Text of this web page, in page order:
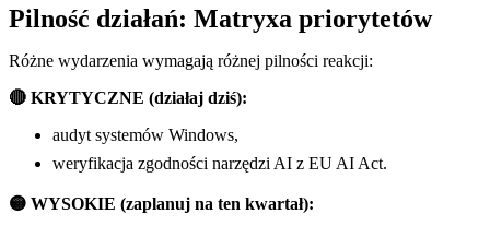
Pilność działań: Matryxa priorytetów
Różne wydarzenia wymagają różnej pilności reakcji:
🔴 KRYTYCZNE (działaj dziś):
audyt systemów Windows,
weryfikacja zgodności narzędzi AI z EU AI Act.
🟡 WYSOKIE (zaplanuj na ten kwartał):